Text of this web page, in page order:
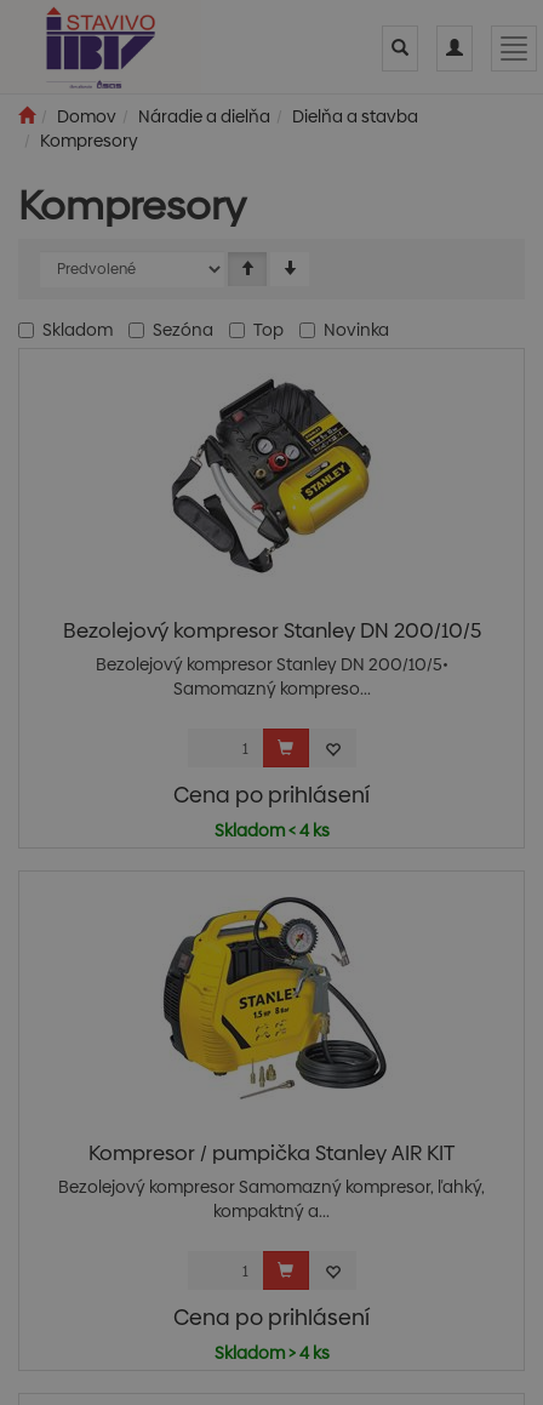
Toggle
Toggle
Domov
Náradie a dielňa
Dielňa a stavba
Kompresory
Kompresory
Skladom Sezóna Top Novinka
Bezolejový kompresor Stanley DN 200/10/5
Bezolejový kompresor Stanley DN 200/10/5•
Samomazný kompreso...
Cena po prihlásení
Skladom < 4 ks
Kompresor / pumpička Stanley AIR KIT
Bezolejový kompresor Samomazný kompresor, ľahký,
kompaktný a...
Cena po prihlásení
Skladom > 4 ks